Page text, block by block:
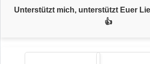
Unterstützt mich, unterstützt Euer
👍